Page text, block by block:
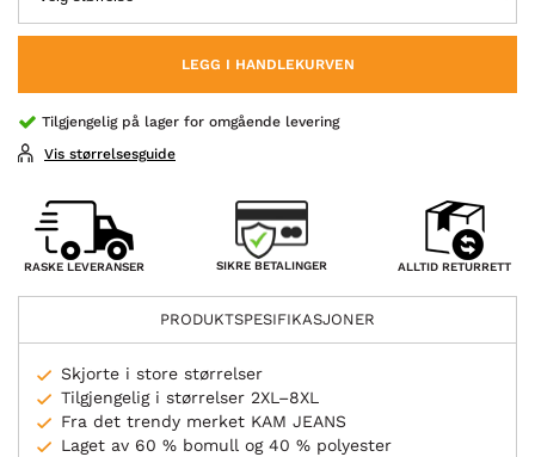
LEGG I HANDLEKURVEN
Tilgjengelig på lager for omgående levering
Vis størrelsesguide
RASKE LEVERANSER SIKRE BETALINGER ALLTID RETURRETT
PRODUKTSPESIFIKASJONER
Skjorte i store størrelser
Tilgjengelig i størrelser 2XL–8XL
Fra det trendy merket KAM JEANS
Laget av 60 % bomull og 40 % polyester